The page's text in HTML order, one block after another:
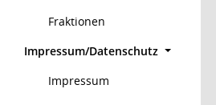
Fraktionen
Impressum/Datenschutz
Impressum